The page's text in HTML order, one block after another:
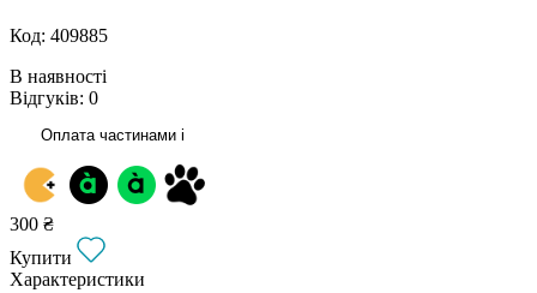
Код: 409885
В наявності
Відгуків: 0
Оплата частинами i
300 ₴
Купити
Характеристики